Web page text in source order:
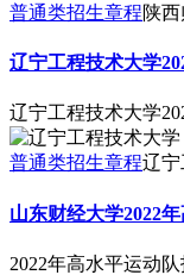
普通类招生章程陕
辽宁工程技术大学
辽宁工程技术大学
普通类招生章程辽宁
山东财经大学2022
2022年高水平运动